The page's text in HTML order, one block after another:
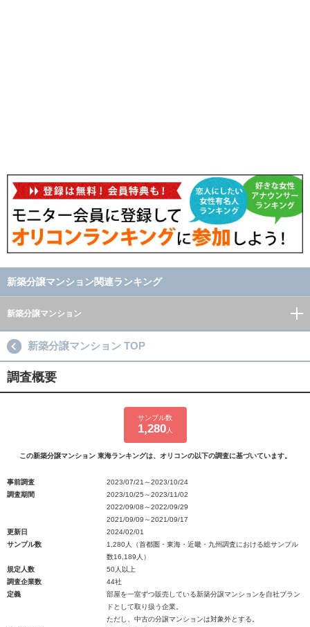
新築分譲マンション関連ランキング
新築分譲マンション
新築分譲マンション TOP
調査概要
サンプル数
1,280人
この新築分譲マンション 東海ランキングは、オリコンの以下の調査に基づいています。
事前調査
2023/07/21～2023/10/24
調査期間
2023/10/25～2023/11/02
2022/09/08～2022/09/29
2021/09/09～2021/09/17
更新日
2024/02/01
サンプル数
1,280人（首都圏・東海・近畿・九州調査における総サンプル
数16,189人）
規定人数
50人以上
調査企業数
44社
定義
部屋を一室ずつ販売している新築分譲マンションを自社ブラン
ドとして取り扱う企業。
ただし、中古の分譲マンションは対象外とする。